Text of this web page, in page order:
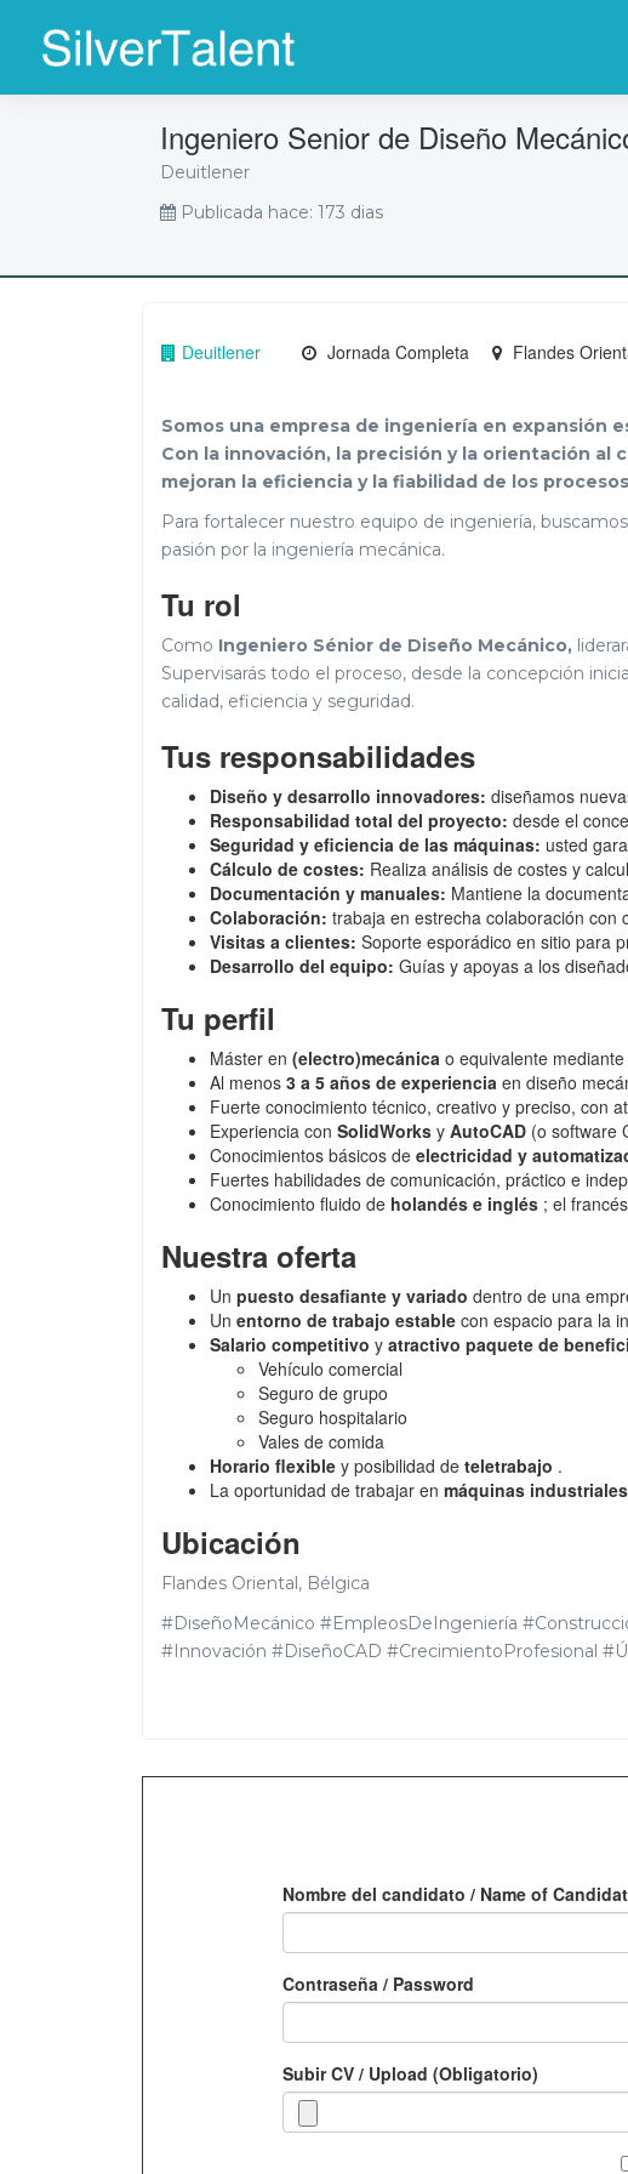
Ingeniero Senior de Diseño
Deuitlener
Publicada hace: 173 dias
Deuitlener Jornada Completa Flandes
Somos una empresa de ingeniería en expansión
Con la innovación, la precisión y la orientación
mejoran la eficiencia y la fiabilidad de los
Para fortalecer nuestro equipo de ingeniería,
pasión por la ingeniería mecánica.
Tu rol
Como Ingeniero Sénior de Diseño Mecánico,
Supervisarás todo el proceso, desde la concepción
calidad, eficiencia y seguridad.
Tus responsabilidades
Diseño y desarrollo innovadores: diseñamos
Responsabilidad total del proyecto: desde el
Seguridad y eficiencia de las máquinas: usted
Cálculo de costes: Realiza análisis de costes y
Documentación y manuales: Mantiene la
Colaboración: trabaja en estrecha colaboración con
Visitas a clientes: Soporte esporádico en sitio para
Desarrollo del equipo: Guías y apoyas a los
Tu perfil
Máster en (electro)mecánica o equivalente
Al menos 3 a 5 años de experiencia en diseño
Fuerte conocimiento técnico, creativo y preciso, con
Experiencia con SolidWorks y AutoCAD (o software
Conocimientos básicos de electricidad y
Fuertes habilidades de comunicación, práctico e
Conocimiento fluido de holandés e inglés ; el
Nuestra oferta
Un puesto desafiante y variado dentro de una
Un entorno de trabajo estable con espacio para la
Salario competitivo y atractivo paquete de
Vehículo comercial
Seguro de grupo
Seguro hospitalario
Vales de comida
Horario flexible y posibilidad de teletrabajo .
La oportunidad de trabajar en máquinas
Ubicación
Flandes Oriental, Bélgica
#DiseñoMecánico #EmpleosDeIngeniería
#Innovación #DiseñoCAD #CrecimientoProfesional
Nombre del candidato / Name of
Contraseña / Password
Subir CV / Upload (Obligatorio)